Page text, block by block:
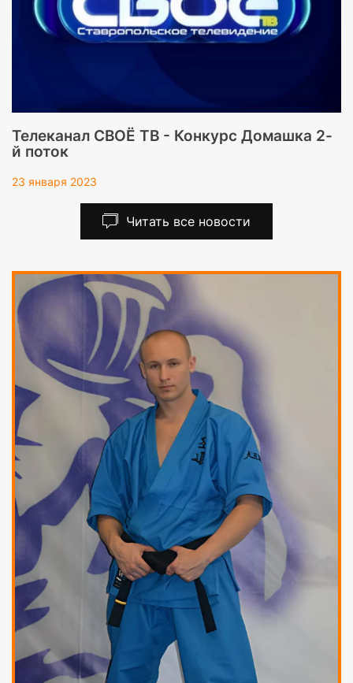
Совместная тренировка клубов КУДО
ОЛИМП и GOLDEN WAY
23 января 2023
Читать все новости